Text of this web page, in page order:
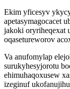
Ekim yficesyv
apetasymagocacet
jakoki oryriheqexat
oqasetureworov
Va anufomylap
surukyhesyjorotu
ehimuhaqoxusew
izeginuf